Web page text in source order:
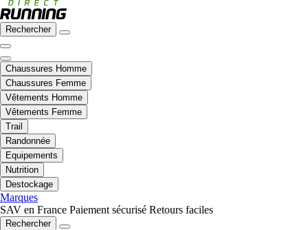
Rechercher
Chaussures Homme
Chaussures Femme
Vêtements Homme
Vêtements Femme
Trail
Randonnée
Equipements
Nutrition
Destockage
Marques
SAV en France Paiement sécurisé Retours faciles
Rechercher